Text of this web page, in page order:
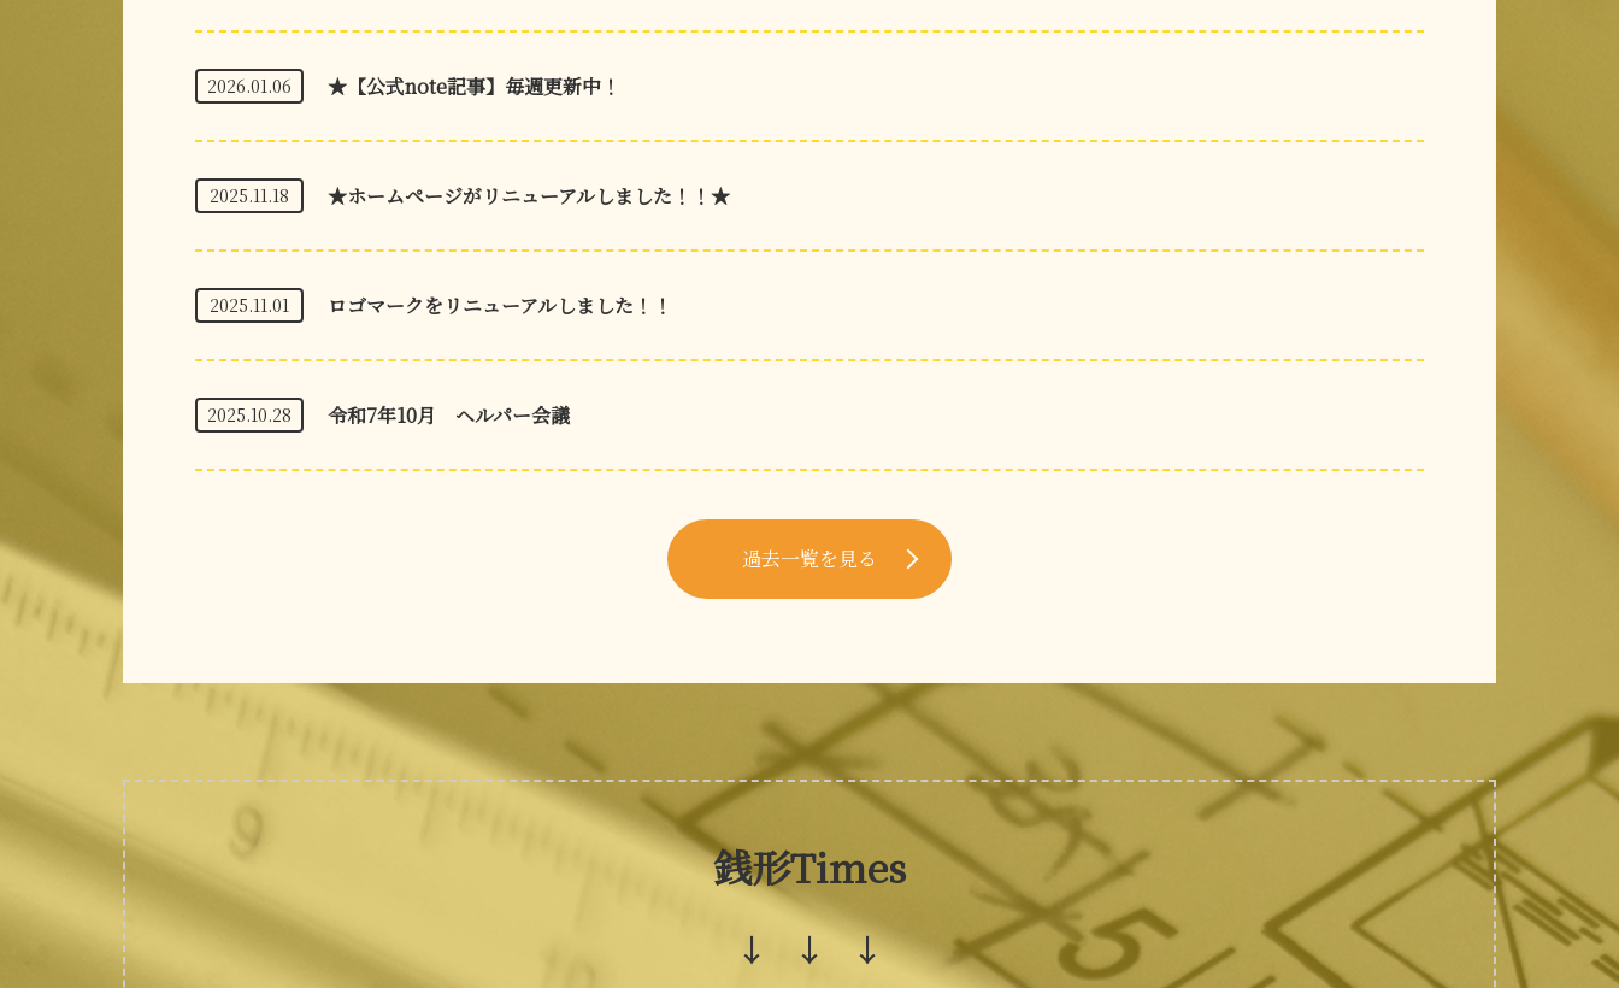
2026.01.06 ★【公式note記事】毎週更新中！
2025.11.18 ★ホームページがリニューアルしました！！★
2025.11.01 ロゴマークをリニューアルしました！！
2025.10.28 令和7年10月 ヘルパー会議
過去一覧を見る
銭形Times
↓ ↓ ↓